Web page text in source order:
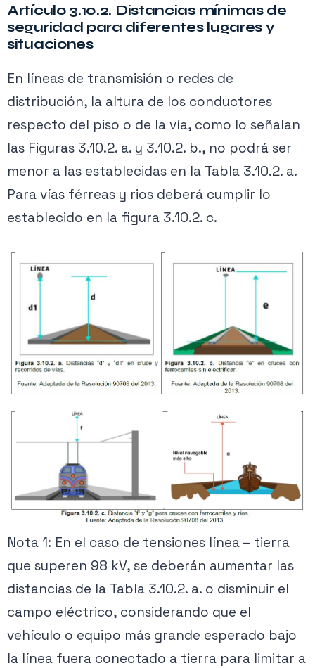
Artículo 3.10.2. Distancias mínimas de
seguridad para diferentes lugares y
situaciones
En líneas de transmisión o redes de
distribución, la altura de los conductores
respecto del piso o de la vía, como lo señalan
las Figuras 3.10.2. a. y 3.10.2. b., no podrá ser
menor a las establecidas en la Tabla 3.10.2. a.
Para vías férreas y rios deberá cumplir lo
establecido en la figura 3.10.2. c.
Nota 1: En el caso de tensiones línea – tierra
que superen 98 kV, se deberán aumentar las
distancias de la Tabla 3.10.2. a. o disminuir el
campo eléctrico, considerando que el
vehículo o equipo más grande esperado bajo
la línea fuera conectado a tierra para limitar a